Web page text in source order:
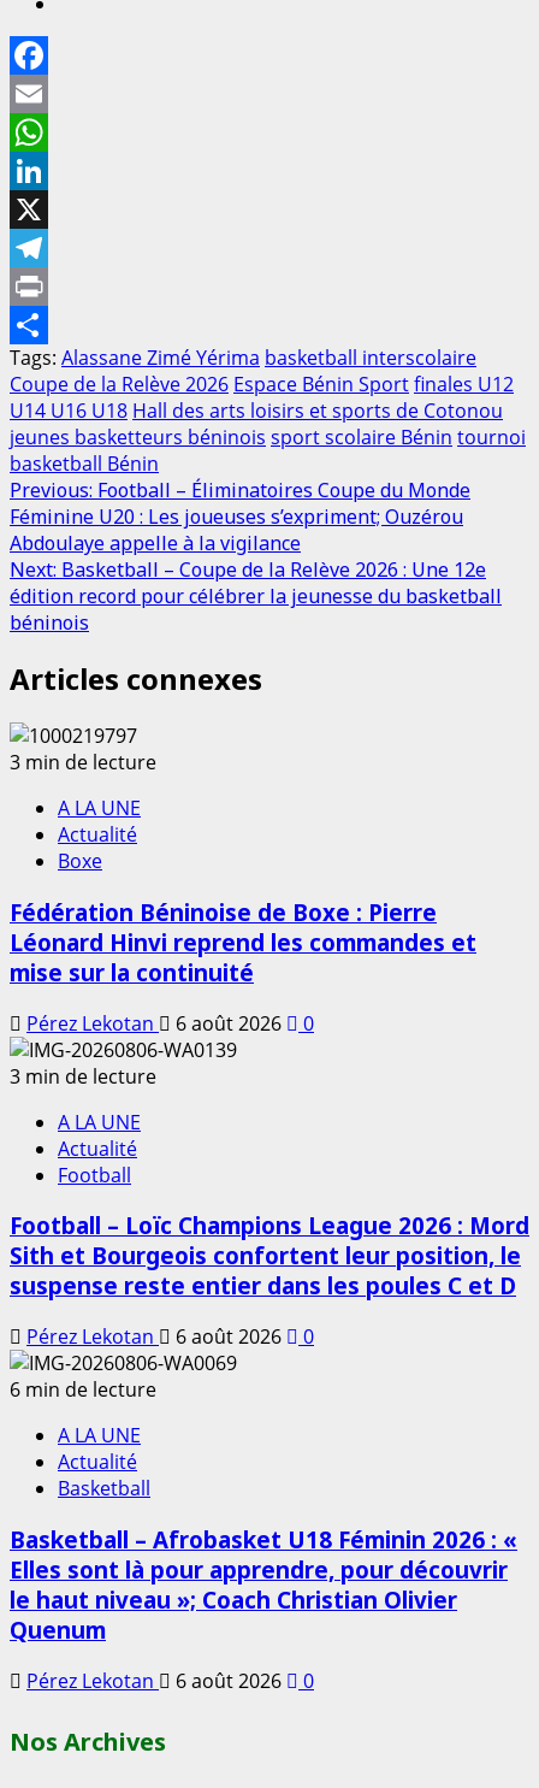
Facebook
Email
WhatsApp
LinkedIn
X
Telegram
Print
Partager
Tags: Alassane Zimé Yérima basketball interscolaire
Coupe de la Relève 2026 Espace Bénin Sportfinales U12
U14 U16 U18 Hall des arts loisirs et sports de Cotonou
jeunes basketteurs béninois sport scolaire Bénin tournoi
basketball Bénin
Post
navigation
Previous: Football – Éliminatoires Coupe du Monde
Féminine U20 : Les joueuses s’expriment; Ouzérou
Abdoulaye appelle à la vigilance
Next: Basketball – Coupe de la Relève 2026 : Une 12e
édition record pour célébrer la jeunesse du basketball
béninois
Articles connexes
3 min de lecture
A LA UNE
Actualité
Boxe
Fédération Béninoise de Boxe : Pierre
Léonard Hinvi reprend les commandes et
mise sur la continuité
Pérez Lekotan 6 août 2026
0
3 min de lecture
A LA UNE
Actualité
Football
Football – Loïc Champions League 2026 : Mord
Sith et Bourgeois confortent leur position, le
suspense reste entier dans les poules C et D
Pérez Lekotan 6 août 2026
0
6 min de lecture
A LA UNE
Actualité
Basketball
Basketball – Afrobasket U18 Féminin 2026 : «
Elles sont là pour apprendre, pour découvrir
le haut niveau »; Coach Christian Olivier
Quenum
Pérez Lekotan 6 août 2026 0
Nos Archives